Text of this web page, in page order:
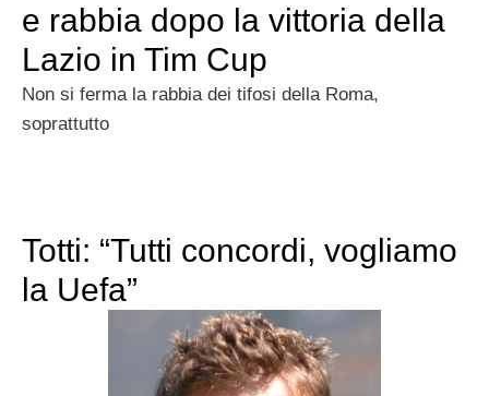
e rabbia dopo la vittoria della
Lazio in Tim Cup
Non si ferma la rabbia dei tifosi della Roma,
soprattutto
Totti: “Tutti concordi, vogliamo
la Uefa”